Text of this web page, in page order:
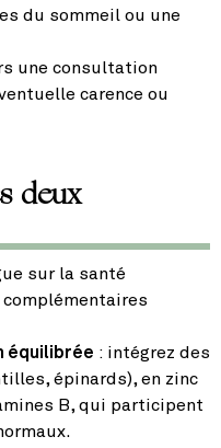
du sommeil ou une
une consultation
carence ou
deux
sur la santé
équilibrée : intégrez des
épinards), en zinc
B, qui participent